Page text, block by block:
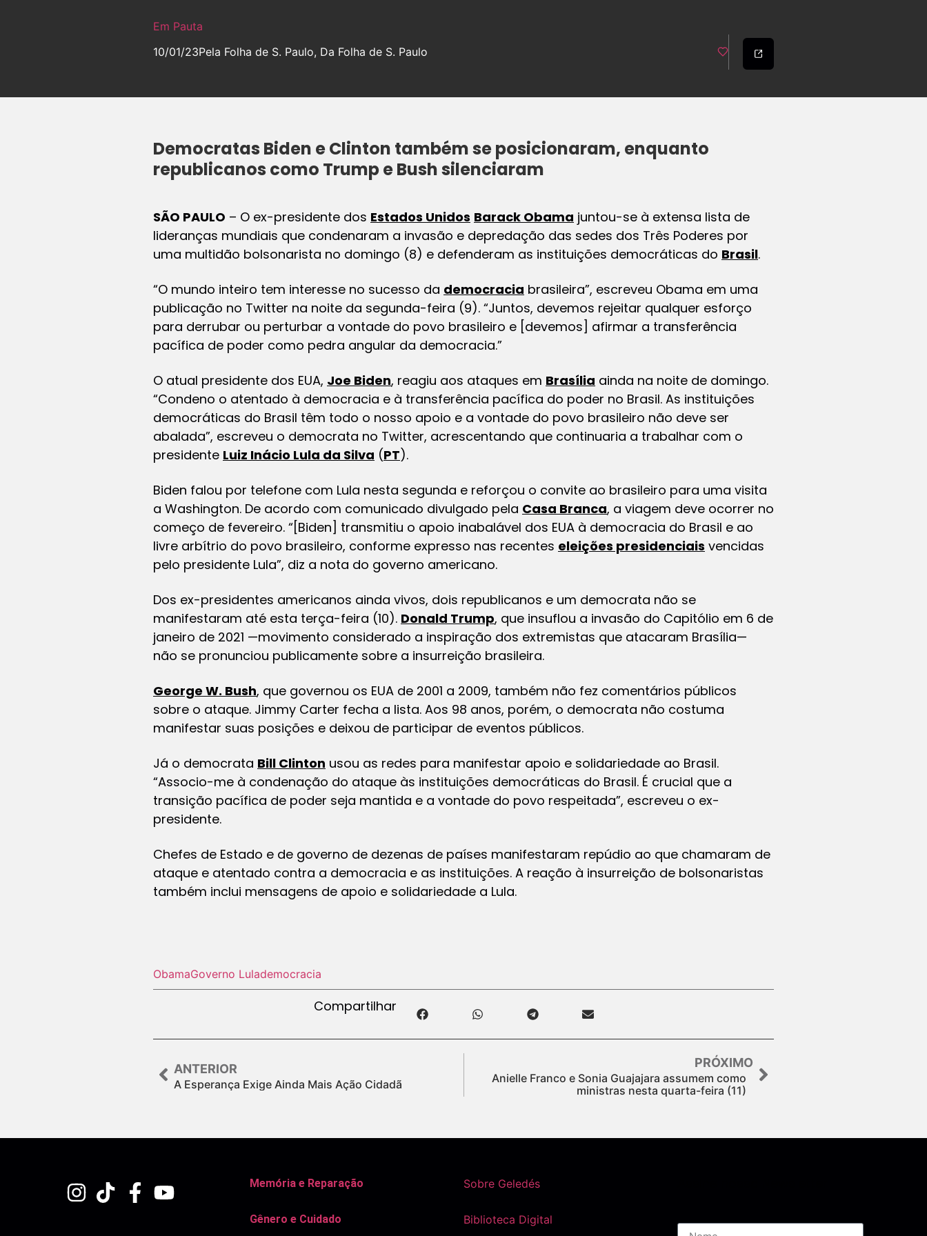
Em Pauta
10/01/23Pela Folha de S. Paulo, Da Folha de S. Paulo
Democratas Biden e Clinton também se posicionaram, enquanto
republicanos como Trump e Bush silenciaram
SÃO PAULO – O ex-presidente dos Estados Unidos Barack Obama juntou-se à extensa lista de
lideranças mundiais que condenaram a invasão e depredação das sedes dos Três Poderes por
uma multidão bolsonarista no domingo (8) e defenderam as instituições democráticas do Brasil.
“O mundo inteiro tem interesse no sucesso da democracia brasileira”, escreveu Obama em uma
publicação no Twitter na noite da segunda-feira (9). “Juntos, devemos rejeitar qualquer esforço
para derrubar ou perturbar a vontade do povo brasileiro e [devemos] afirmar a transferência
pacífica de poder como pedra angular da democracia.”
O atual presidente dos EUA, Joe Biden, reagiu aos ataques em Brasília ainda na noite de domingo.
“Condeno o atentado à democracia e à transferência pacífica do poder no Brasil. As instituições
democráticas do Brasil têm todo o nosso apoio e a vontade do povo brasileiro não deve ser
abalada”, escreveu o democrata no Twitter, acrescentando que continuaria a trabalhar com o
presidente Luiz Inácio Lula da Silva (PT).
Biden falou por telefone com Lula nesta segunda e reforçou o convite ao brasileiro para uma visita
a Washington. De acordo com comunicado divulgado pela Casa Branca, a viagem deve ocorrer no
começo de fevereiro. “[Biden] transmitiu o apoio inabalável dos EUA à democracia do Brasil e ao
livre arbítrio do povo brasileiro, conforme expresso nas recentes eleições presidenciais vencidas
pelo presidente Lula”, diz a nota do governo americano.
Dos ex-presidentes americanos ainda vivos, dois republicanos e um democrata não se
manifestaram até esta terça-feira (10). Donald Trump, que insuflou a invasão do Capitólio em 6 de
janeiro de 2021 —movimento considerado a inspiração dos extremistas que atacaram Brasília—
não se pronunciou publicamente sobre a insurreição brasileira.
George W. Bush, que governou os EUA de 2001 a 2009, também não fez comentários públicos
sobre o ataque. Jimmy Carter fecha a lista. Aos 98 anos, porém, o democrata não costuma
manifestar suas posições e deixou de participar de eventos públicos.
Já o democrata Bill Clinton usou as redes para manifestar apoio e solidariedade ao Brasil.
“Associo-me à condenação do ataque às instituições democráticas do Brasil. É crucial que a
transição pacífica de poder seja mantida e a vontade do povo respeitada”, escreveu o ex-
presidente.
Chefes de Estado e de governo de dezenas de países manifestaram repúdio ao que chamaram de
ataque e atentado contra a democracia e as instituições. A reação à insurreição de bolsonaristas
também inclui mensagens de apoio e solidariedade a Lula.
ObamaGoverno Lulademocracia
Compartilhar
ANTERIOR
A Esperança Exige Ainda Mais Ação Cidadã
PRÓXIMO
Anielle Franco e Sonia Guajajara assumem como
ministras nesta quarta-feira (11)
Memória e Reparação
Gênero e Cuidado
Sobre Geledés
Biblioteca Digital